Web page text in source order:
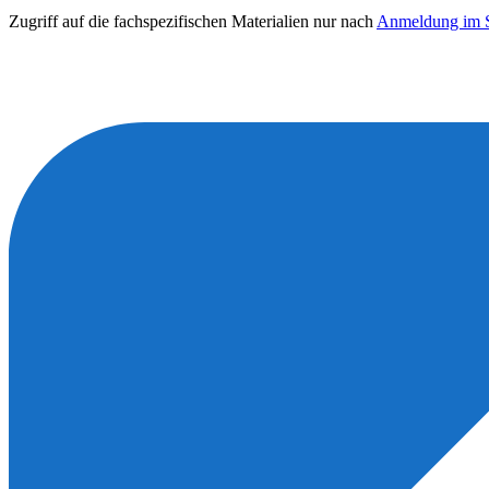
Zugriff auf die fachspezifischen Materialien nur nach Anmeldung im